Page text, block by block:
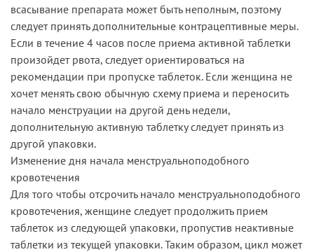
всасывание препарата может быть неполным, поэтому
следует принять дополнительные контрацептивные меры.
Если в течение 4 часов после приема активной таблетки
произойдет рвота, следует ориентироваться на
рекомендации при пропуске таблеток. Если женщина не
хочет менять свою обычную схему приема и переносить
начало менструации на другой день недели,
дополнительную активную таблетку следует принять из
другой упаковки.
Изменение дня начала менструальноподобного
кровотечения
Для того чтобы отсрочить начало менструальноподобного
кровотечения, женщине следует продолжить прием
таблеток из следующей упаковки, пропустив неактивные
таблетки из текущей упаковки. Таким образом, цикл может